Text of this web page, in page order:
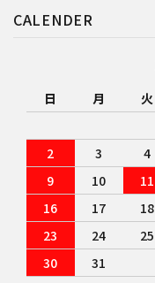
CALENDER
日 月 火
2
3 4
9
10 11
16
17 18
23
24 25
30
31